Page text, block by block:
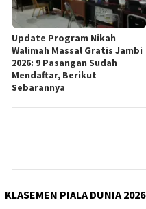
Update Program Nikah
Walimah Massal Gratis Jambi
2026: 9 Pasangan Sudah
Mendaftar, Berikut
Sebarannya
KLASEMEN PIALA DUNIA 2026